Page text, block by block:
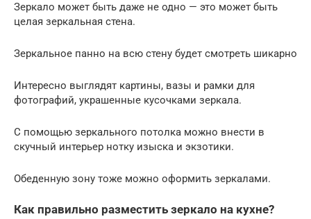
Зеркало может быть даже не одно — это может быть
целая зеркальная стена.
Зеркальное панно на всю стену будет смотреть шикарно
Интересно выглядят картины, вазы и рамки для
фотографий, украшенные кусочками зеркала.
С помощью зеркального потолка можно внести в
скучный интерьер нотку изыска и экзотики.
Обеденную зону тоже можно оформить зеркалами.
Как правильно разместить зеркало на кухне?